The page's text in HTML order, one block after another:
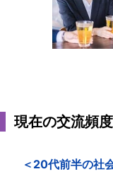
現在の交流頻
＜20代前半の社